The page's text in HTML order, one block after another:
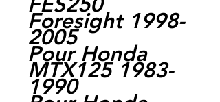
Foresight 1998-
2005
Pour Honda
MTX125 1983-
1990